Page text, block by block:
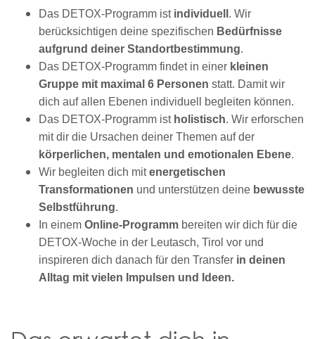
Das DETOX-Programm ist individuell . Wir
berücksichtigen deine spezifischen Bedürfnisse
aufgrund deiner Standortbestimmung.
Das DETOX-Programm findet in einer kleinen
Gruppe mit maximal 6 Personen statt. Damit wir
dich auf allen Ebenen individuell begleiten können.
Das DETOX-Programm ist holistisch. Wir erforschen
mit dir die Ursachen deiner Themen auf der
körperlichen, mentalen und emotionalen Ebene.
Wir begleiten dich mitenergetischen
Transformationen und unterstützen deine bewusste
Selbstführung.
In einem Online-Programm bereiten wir dich für die
DETOX-Woche in der Leutasch, Tirol vor und
inspireren dich danach für den Transfer in deinen
Alltag mit vielen Impulsen und Ideen.